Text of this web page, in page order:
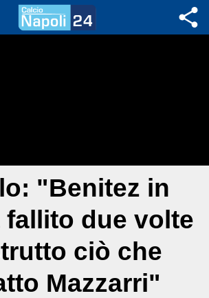
"Benitez in
fallito due volte
ciò che
Mazzarri"